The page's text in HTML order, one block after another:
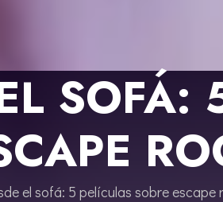
SOFÁ:
el sofá: 5 películas sobre escape